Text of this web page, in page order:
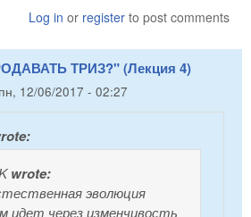
Log in or register to post comments
ТРИЗ?" (Лекция 4)
пн, 12/06/2017 - 02:27
wrote:
эволюция
идет через изменчивость